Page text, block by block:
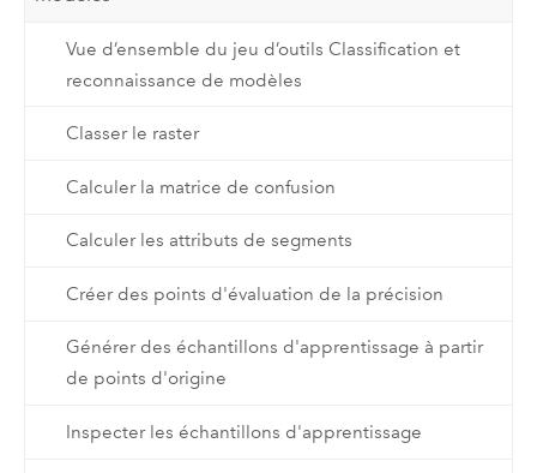
Vue d’ensemble du jeu d’outils Classification et
reconnaissance de modèles
Classer le raster
Calculer la matrice de confusion
Calculer les attributs de segments
Créer des points d'évaluation de la précision
Générer des échantillons d'apprentissage à partir
de points d'origine
Inspecter les échantillons d'apprentissage